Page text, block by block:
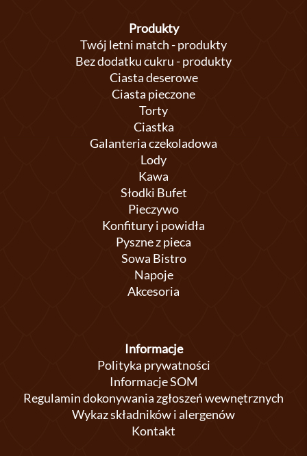
Produkty
Twój letni match - produkty
Bez dodatku cukru - produkty
Ciasta deserowe
Ciasta pieczone
Torty
Ciastka
Galanteria czekoladowa
Lody
Kawa
Słodki Bufet
Pieczywo
Konfitury i powidła
Pyszne z pieca
Sowa Bistro
Napoje
Akcesoria
Informacje
Polityka prywatności
Informacje SOM
Regulamin dokonywania zgłoszeń wewnętrznych
Wykaz składników i alergenów
Kontakt